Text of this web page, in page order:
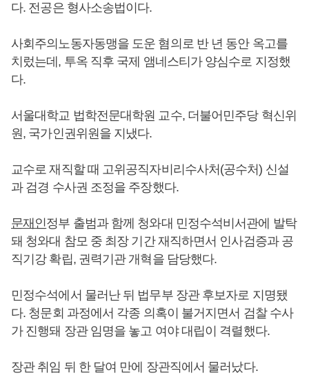
다. 전공은 형사소송법이다.
사회주의노동자동맹을 도운 혐의로 반 년 동안 옥고를
치렀는데, 투옥 직후 국제 앰네스티가 양심수로 지정했
다.
서울대학교 법학전문대학원 교수, 더불어민주당 혁신위
원, 국가인권위원을 지냈다.
교수로 재직할 때 고위공직자비리수사처(공수처) 신설
과 검경 수사권 조정을 주장했다.
문재인정부 출범과 함께 청와대 민정수석비서관에 발탁
돼 청와대 참모 중 최장 기간 재직하면서 인사검증과 공
직기강 확립, 권력기관 개혁을 담당했다.
민정수석에서 물러난 뒤 법무부 장관 후보자로 지명됐
다. 청문회 과정에서 각종 의혹이 불거지면서 검찰 수사
가 진행돼 장관 임명을 놓고 여야 대립이 격렬했다.
장관 취임 뒤 한 달여 만에 장관직에서 물러났다.